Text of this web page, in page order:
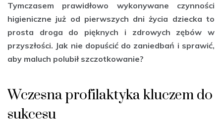
Tymczasem prawidłowo wykonywane czynności
higieniczne już od pierwszych dni życia dziecka to
prosta droga do pięknych i zdrowych zębów w
przyszłości. Jak nie dopuścić do zaniedbań i sprawić,
aby maluch polubił szczotkowanie?
Wczesna profilaktyka kluczem do
sukcesu